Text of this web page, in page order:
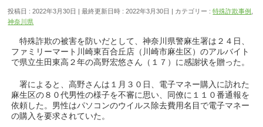
投稿日 : 2022年3月30日 最終更新日時 : 2022年3月30日 カテゴリー :特殊詐欺事例
神奈川県
特殊詐欺の被害を防いだとして、神奈川県警麻生署は２４日、
ファミリーマート川崎東百合丘店（川崎市麻生区）のアルバイト
で県立生田東高２年の高野宏悠さん（１７）に感謝状を贈った。
署によると、高野さんは１月３０日、電子マネー購入に訪れた
麻生区の８０代男性の様子を不審に思い、同僚に１１０番通報を
依頼した。男性はパソコンのウイルス除去費用名目で電子マネー
の購入を要求されていた。